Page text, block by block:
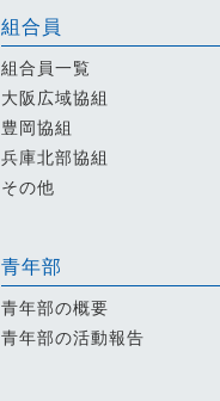
組合員
組合員一覧
大阪広域協組
豊岡協組
兵庫北部協組
その他
青年部
青年部の概要
青年部の活動報告